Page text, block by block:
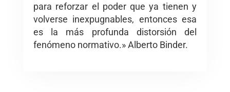
para reforzar el poder que ya tienen y
volverse inexpugnables, entonces esa
es la más profunda distorsión del
fenómeno normativo.» Alberto Binder.